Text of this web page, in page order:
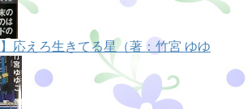
応えろ生きてる星（著：竹宮 ゆゆ